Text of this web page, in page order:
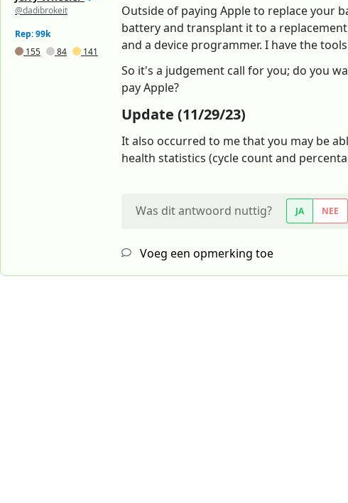
@dadibrokeit
Rep: 99k
155
84 141
Outside of paying Apple to replace your
battery and transplant it to a
and a device programmer. I have the
So it's a judgement call for you; do you
pay Apple?
Update (11/29/23)
It also occurred to me that you may be
health statistics (cycle count and
Was dit antwoord nuttig? JA NEE
Voeg een opmerking toe